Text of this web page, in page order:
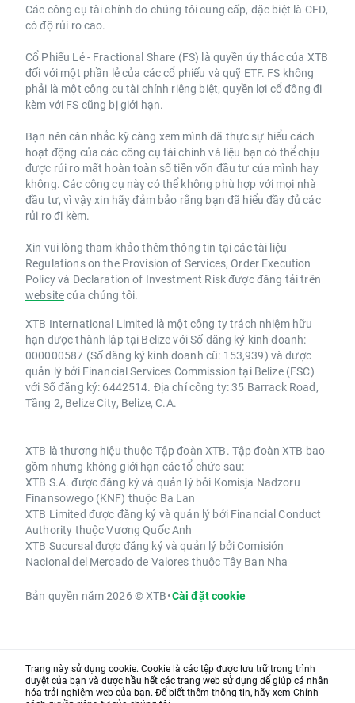
Các công cụ tài chính do chúng tôi cung cấp, đặc biệt là CFD,
có độ rủi ro cao.
Cổ Phiếu Lẻ - Fractional Share (FS) là quyền ủy thác của XTB
đối với một phần lẻ của các cổ phiếu và quỹ ETF. FS không
phải là một công cụ tài chính riêng biệt, quyền lợi cổ đông đi
kèm với FS cũng bị giới hạn.
Bạn nên cân nhắc kỹ càng xem mình đã thực sự hiểu cách
hoạt động của các công cụ tài chính và liệu bạn có thể chịu
được rủi ro mất hoàn toàn số tiền vốn đầu tư của mình hay
không. Các công cụ này có thể không phù hợp với mọi nhà
đầu tư, vì vậy xin hãy đảm bảo rằng bạn đã hiểu đầy đủ các
rủi ro đi kèm.
Xin vui lòng tham khảo thêm thông tin tại các tài liệu
Regulations on the Provision of Services, Order Execution
Policy và Declaration of Investment Risk được đăng tải trên
websitecủa chúng tôi.
XTB International Limited là một công ty trách nhiệm hữu
hạn được thành lập tại Belize với Số đăng ký kinh doanh:
000000587 (Số đăng ký kinh doanh cũ: 153,939) và được
quản lý bởi Financial Services Commission tại Belize (FSC)
với Số đăng ký: 6442514. Địa chỉ công ty: 35 Barrack Road,
Tầng 2, Belize City, Belize, C.A.
XTB là thương hiệu thuộc Tập đoàn XTB. Tập đoàn XTB bao
gồm nhưng không giới hạn các tổ chức sau:
XTB S.A. được đăng ký và quản lý bởi Komisja Nadzoru
Finansowego (KNF) thuộc Ba Lan
XTB Limited được đăng ký và quản lý bởi Financial Conduct
Authority thuộc Vương Quốc Anh
XTB Sucursal được đăng ký và quản lý bởi Comisión
Nacional del Mercado de Valores thuộc Tây Ban Nha
Bản quyền năm 2026 © XTB•Cài đặt cookie
Trang này sử dụng cookie. Cookie là các tệp được lưu trữ trong trình
duyệt của bạn và được hầu hết các trang web sử dụng để giúp cá nhân
hóa trải nghiệm web của bạn. Để biết thêm thông tin, hãy xem Chính